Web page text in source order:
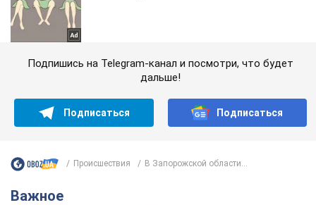
Подпишись на Telegram-канал и посмотри, что будет
дальше!
Подписаться Подписаться
Происшествия В Запорожской области...
Важное